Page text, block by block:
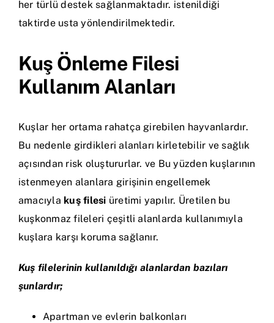
her türlü destek sağlanmaktadır. istenildiği
taktirde usta yönlendirilmektedir.
Kuş Önleme Filesi
Kullanım Alanları
Kuşlar her ortama rahatça girebilen hayvanlardır.
Bu nedenle girdikleri alanları kirletebilir ve sağlık
açısından risk oluştururlar. ve Bu yüzden kuşlarının
istenmeyen alanlara girişinin engellemek
amacıyla kuş filesi üretimi yapılır. Üretilen bu
kuşkonmaz fileleri çeşitli alanlarda kullanımıyla
kuşlara karşı koruma sağlanır.
Kuş filelerinin kullanıldığı alanlardan bazıları
şunlardır;
Apartman ve evlerin balkonları